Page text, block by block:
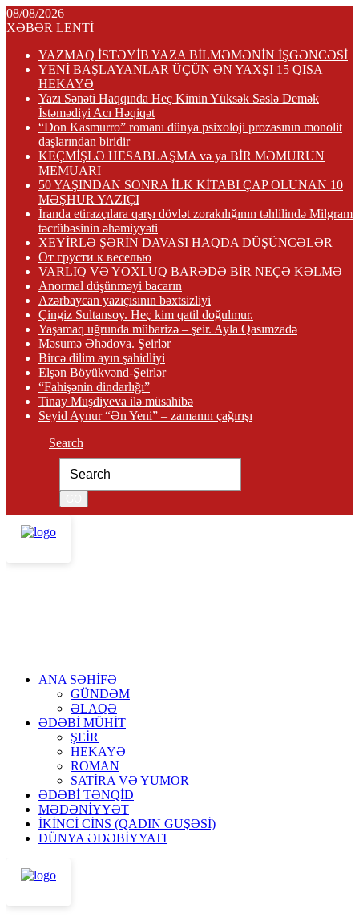
08/08/2026
XƏBƏR LENTİ
YAZMAQ İSTƏYİB YAZA BİLMƏMƏNİN İŞGƏNCƏSİ
YENİ BAŞLAYANLAR ÜÇÜN ƏN YAXŞI 15 QISA
HEKAYƏ
Yazı Sənəti Haqqında Heç Kimin Yüksək Səslə Demək
İstəmədiyi Acı Həqiqət
“Don Kasmurro” romanı dünya psixoloji prozasının monolit
daşlarından biridir
KEÇMİŞLƏ HESABLAŞMA və ya BİR MƏMURUN
MEMUARI
50 YAŞINDAN SONRA İLK KİTABI ÇAP OLUNAN 10
MƏŞHUR YAZIÇI
İranda etirazçılara qarşı dövlət zorakılığının təhlilində Milgram
təcrübəsinin əhəmiyyəti
XEYİRLƏ ŞƏRİN DAVASI HAQDA DÜŞÜNCƏLƏR
От грусти к веселью
VARLIQ VƏ YOXLUQ BARƏDƏ BİR NEÇƏ KƏLMƏ
Anormal düşünməyi bacarın
Azərbaycan yazıçısının bəxtsizliyi
Çingiz Sultansoy. Heç kim qatil doğulmur.
Yaşamaq uğrunda mübarizə – şeir. Ayla Qasımzadə
Məsumə Əhədova. Şeirlər
Bircə dilim ayın şahidliyi
Elşən Böyükvənd-Şeirlər
“Fahişənin dindarlığı”
Tinay Muşdiyeva ilə müsahibə
Seyid Aynur “Ən Yeni” – zamanın çağırışı
Search
ANA SƏHİFƏ
GÜNDƏM
ƏLAQƏ
ƏDƏBİ MÜHİT
ŞEİR
HEKAYƏ
ROMAN
SATİRA VƏ YUMOR
ƏDƏBİ TƏNQİD
MƏDƏNİYYƏT
İKİNCİ CİNS (QADIN GUŞƏSİ)
DÜNYA ƏDƏBİYYATI